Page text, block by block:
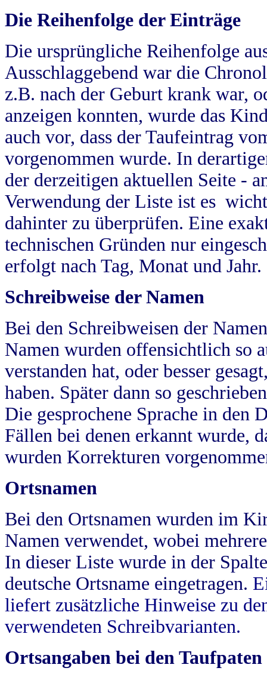
Die Reihenfolge der Einträge
Die ursprüngliche Reihenfolge
Ausschlaggebend war die
z.B. nach der Geburt krank war,
anzeigen konnten, wurde das
auch vor, dass der Taufeintrag
vorgenommen wurde. In
der derzeitigen aktuellen Seite -
Verwendung der Liste ist es
dahinter zu überprüfen. Eine
technischen Gründen nur
erfolgt nach Tag, Monat und Jahr.
Schreibweise der Namen
Bei den Schreibweisen der
Namen wurden offensichtlich so
verstanden hat, oder besser
haben. Später dann so
Die gesprochene Sprache in
Fällen bei denen erkannt wurde,
wurden Korrekturen
Ortsnamen
Bei den Ortsnamen wurden im
Namen verwendet, wobei
In dieser Liste wurde in der
deutsche Ortsname eingetragen.
liefert zusätzliche Hinweise zu
verwendeten Schreibvarianten.
Ortsangaben bei den Taufpaten